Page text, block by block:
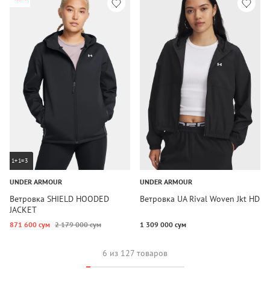
1+1=3
UNDER ARMOUR
Ветровка SHIELD HOODED
JACKET
871 600 сум 2 179 000 сум
UNDER ARMOUR
Ветровка UA Rival Woven Jkt HD
1 309 000 сум
6 из 127 товаров